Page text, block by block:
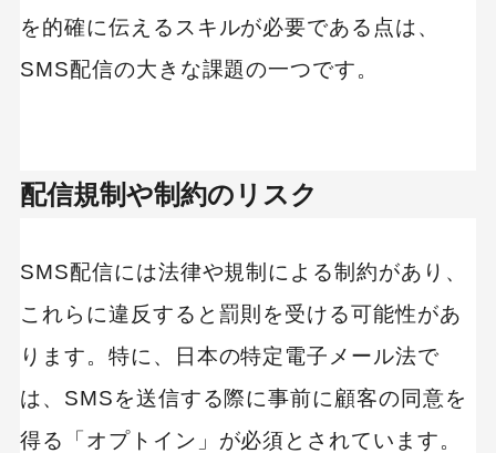
を的確に伝えるスキルが必要である点は、
SMS配信の大きな課題の一つです。
配信規制や制約のリスク
SMS配信には法律や規制による制約があり、
これらに違反すると罰則を受ける可能性があ
ります。特に、日本の特定電子メール法で
は、SMSを送信する際に事前に顧客の同意を
得る「オプトイン」が必須とされています。